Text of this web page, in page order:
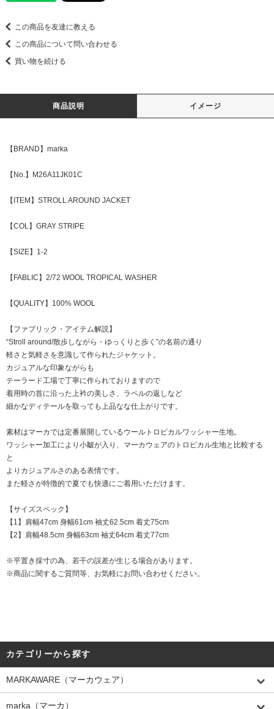
この商品を友達に教える
この商品について問い合わせる
買い物を続ける
商品説明 イメージ
【BRAND】marka
【No.】M26A11JK01C
【ITEM】STROLL AROUND JACKET
【COL】GRAY STRIPE
【SIZE】1-2
【FABLIC】2/72 WOOL TROPICAL WASHER
【QUALITY】100% WOOL
【ファブリック・アイテム解説】
“Stroll around/散歩しながら・ゆっくりと歩く”の名前の通り
軽さと気軽さを意識して作られたジャケット。
カジュアルな印象ながらも
テーラード工場で丁寧に作られておりますので
着用時の首に沿った上衿の美しさ、ラペルの返しなど
細かなディテールを取っても上品なな仕上がりです。
素材はマーカでは定番展開しているウールトロピカルワッシャー生地。
ワッシャー加工により小皺が入り、マーカウェアのトロピカル生地と比較する
と
よりカジュアルさのある表情です。
また軽さが特徴的で夏でも快適にご着用いただけます。
【サイズスペック】
【1】肩幅47cm 身幅61cm 袖丈62.5cm 着丈75cm
【2】肩幅48.5cm 身幅63cm 袖丈64cm 着丈77cm
※平置き採寸の為、若干の誤差が生じる場合があります。
※商品に関するご質問等、お気軽にお問い合わせください。
カテゴリーから探す
MARKAWARE（マーカウェア）
marka（マーカ）